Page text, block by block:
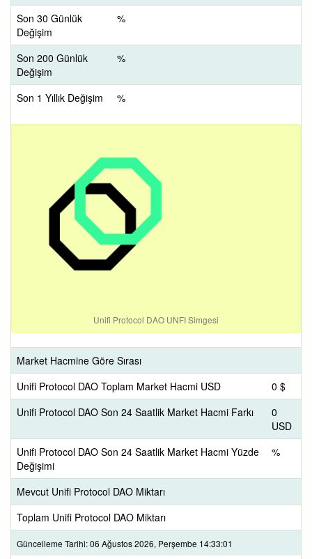
Son 30 Günlük
Değişim
%
Son 200 Günlük
Değişim
%
Son 1 Yıllık Değişim %
Unifi Protocol DAO UNFI Simgesi
Market Hacmine Göre Sırası
Unifi Protocol DAO Toplam Market Hacmi USD
0 $
Unifi Protocol DAO Son 24 Saatlik Market Hacmi Farkı
0
USD
Unifi Protocol DAO Son 24 Saatlik Market Hacmi Yüzde
Değişimi
%
Mevcut Unifi Protocol DAO Miktarı
Toplam Unifi Protocol DAO Miktarı
Güncelleme Tarihi: 06 Ağustos 2026, Perşembe 14:33:01